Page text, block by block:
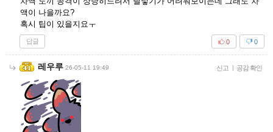
액이 나을까요?
혹시 팁이 있을지요ㅜ
답글 0
0
레우루 26-05-11 19:49 신고 | 공감 확인